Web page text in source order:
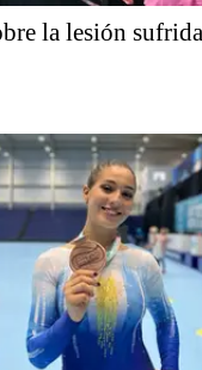
la lesión